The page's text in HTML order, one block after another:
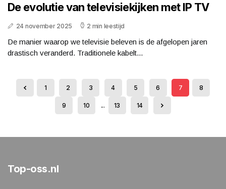
De evolutie van televisiekijken met IP TV
24 november 2025 2 min leestijd
De manier waarop we televisie beleven is de afgelopen jaren
drastisch veranderd. Traditionele kabelt...
1 2 3 4 5 6 7 8
9 10 ... 13 14
Top-oss.nl